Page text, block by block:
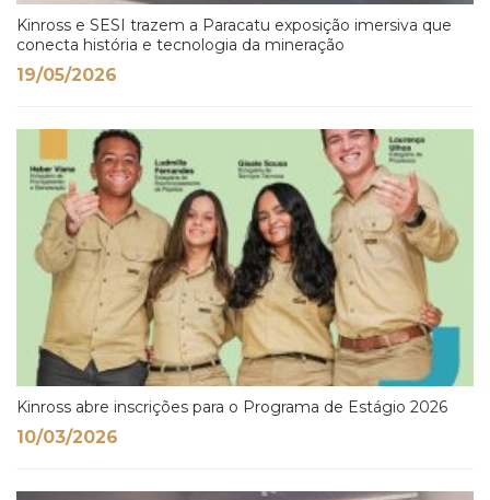
Kinross e SESI trazem a Paracatu exposição imersiva que
conecta história e tecnologia da mineração
19/05/2026
Kinross abre inscrições para o Programa de Estágio 2026
10/03/2026